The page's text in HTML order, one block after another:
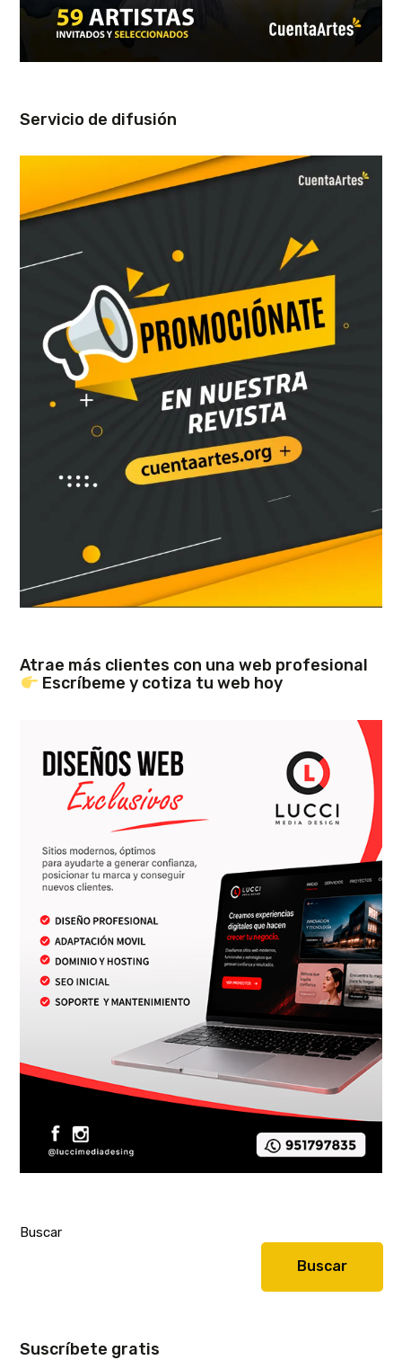
Servicio de difusión
Atrae más clientes con una web profesional
Escríbeme y cotiza tu web hoy
Buscar
Buscar
Suscríbete gratis